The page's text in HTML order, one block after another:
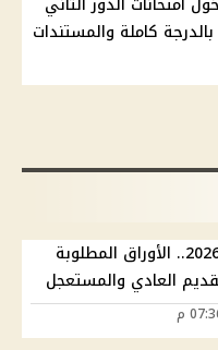
بالدرجة كاملة والمستندات
استخراج جواز السفر 2026.. الأوراق المطلوبة
العادي والمستعجل